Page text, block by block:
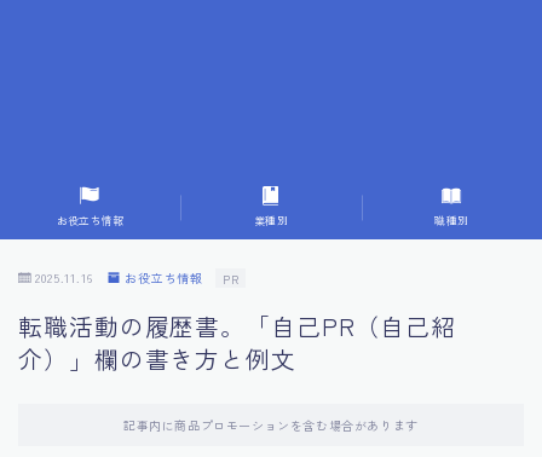
9.転職成功者の事例分析とアドバイス
10.面接官に好印象を与える方法
11.キャリアアップを目指す人の応募書類
お役立ち情報 業種別 職種別
2025.11.16 お役立ち情報 PR
転職活動の履歴書。「自己PR（自己紹
介）」欄の書き方と例文
記事内に商品プロモーションを含む場合があります